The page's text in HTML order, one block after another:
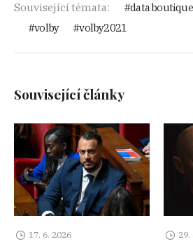
Související témata: data boutique
volby
volby2021
Související články
17. 6. 2026 29.